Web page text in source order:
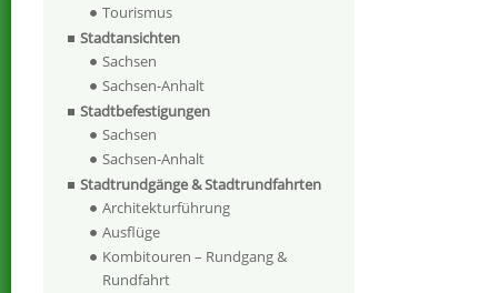
Tourismus
Stadtansichten
Sachsen
Sachsen-Anhalt
Stadtbefestigungen
Sachsen
Sachsen-Anhalt
Stadtrundgänge & Stadtrundfahrten
Architekturführung
Ausflüge
Kombitouren – Rundgang &
Rundfahrt